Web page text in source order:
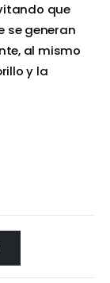
que
se generan
al mismo
y la